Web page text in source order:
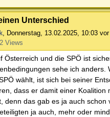
Unterschied
, Donnerstag, 13.02.2025, 10:03
Views
Österreich und die SPÖ ist
sehe ich anders.
wählt, ist sich bei seiner
dass er damit einer Koalition
denn das gab es ja auch schon
ja auch, mehr oder